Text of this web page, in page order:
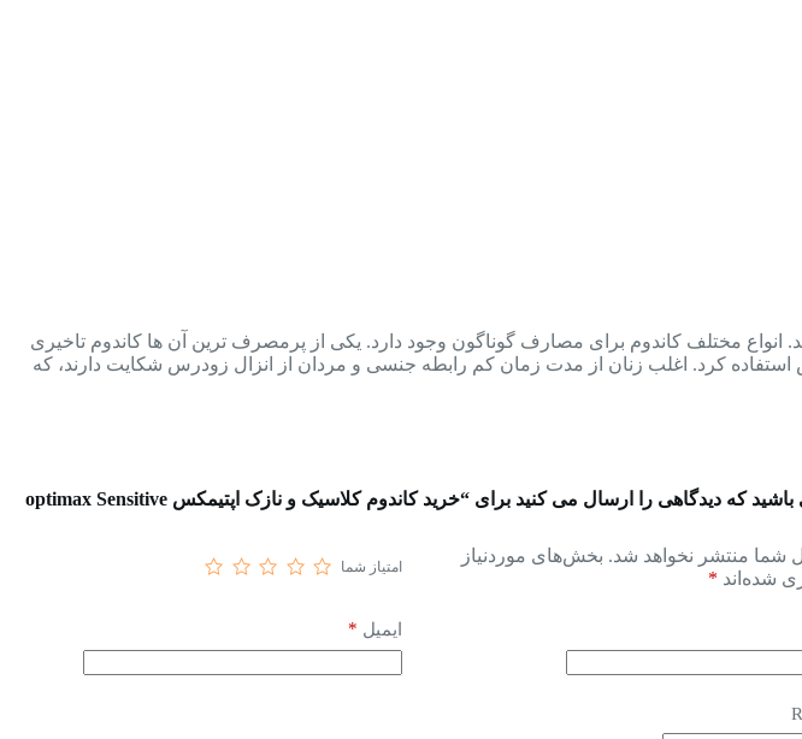
انواع مختلف کاندوم برای مصارف گوناگون وجود دارد. یکی از پرمصرف ترین آن ها کاندوم تاخیری
کرد. اغلب زنان از مدت زمان کم رابطه جنسی و مردان از انزال زودرس شکایت دارند، که
اولین نفری باشید که دیدگاهی را ارسال می کنید برای “خرید کاندوم کلاسیک و نازک اپتیمکس optimax Sensitive
شما منتشر نخواهد شد. بخش‌های موردنیاز
شده‌اند *
امتیاز شما
ایمیل *